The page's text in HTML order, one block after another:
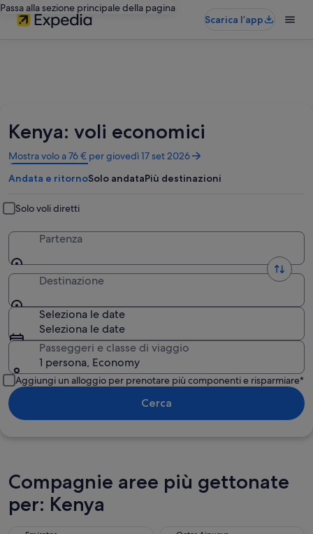
Passa alla sezione principale della pagina
Scarica l’app
Kenya: voli economici
Mostra volo a 76 € per giovedì 17 set 2026
Apertura
in
un’altra
Andata e ritornoSolo andataPiù destinazioni
Solo voli diretti
Partenza
Destinazione
Seleziona le date
Seleziona le date
Passeggeri e classe di viaggio
1 persona, Economy
Aggiungi un alloggio per prenotare più componenti e risparmiare*
Cerca
Compagnie aree più gettonate
per: Kenya